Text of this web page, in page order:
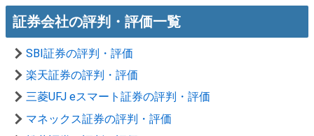
証券会社の評判・評価一覧
SBI証券の評判・評価
楽天証券の評判・評価
三菱UFJ eスマート証券の評判・評価
マネックス証券の評判・評価